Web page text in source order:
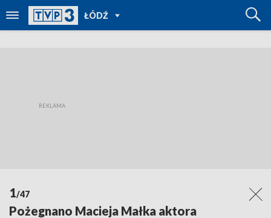
ŁÓDŹ
POWRÓT
DO
REGIONY
1/47
Pożegnano Macieja Małka aktora